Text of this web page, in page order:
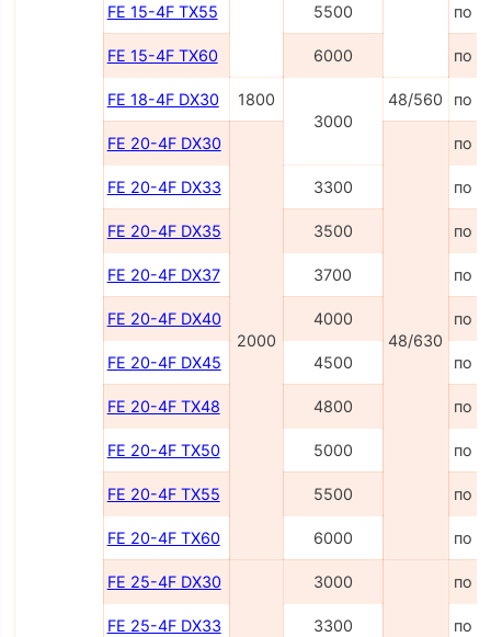
FE 15-4F TX55 5500 по
FE 15-4F TX60 6000 по
FE 18-4F DX30
1800
3000
48/560 по
FE 20-4F DX30
2000 48/630
по
FE 20-4F DX33 3300 по
FE 20-4F DX35 3500 по
FE 20-4F DX37 3700 по
FE 20-4F DX40 4000 по
FE 20-4F DX45 4500 по
FE 20-4F TX48 4800 по
FE 20-4F TX50 5000 по
FE 20-4F TX55 5500 по
FE 20-4F TX60 6000 по
FE 25-4F DX30 3000 по
FE 25-4F DX33 3300 по